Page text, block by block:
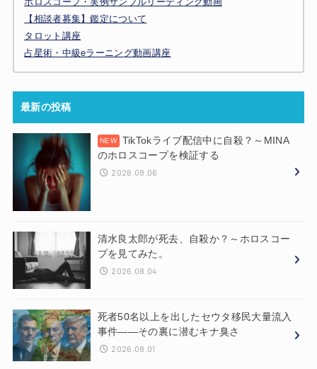
【相談者募集】鑑定について
タロット講座
占星術・中級eラーニング動画講座
最新の投稿
TikTokライブ配信中に自殺？～MINA
のホロスコープを検証する
2026.08.06
清水良太郎が死去、自殺か？～ホロスコー
プを見てみた。
2026.08.04
死者50名以上を出したセウタ移民大量流入
事件——その裏に潜むキナ臭さ
2026.08.01